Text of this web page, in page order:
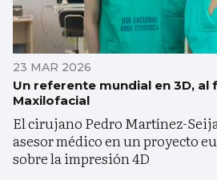
23 MAR 2026
Un referente mundial en 3D, al
Maxilofacial
El cirujano Pedro Martínez-
asesor médico en un proyecto
sobre la impresión 4D